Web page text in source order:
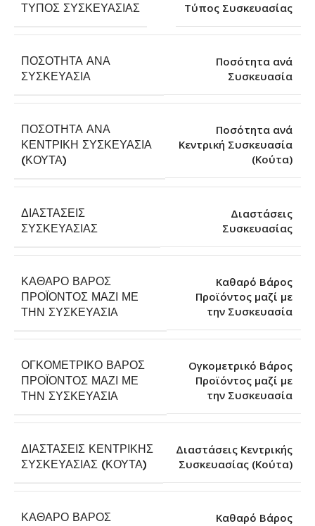
ΤΎΠΟΣ ΣΥΣΚΕΥΑΣΊΑΣ Τύπος Συσκευασίας
ΠΟΣΌΤΗΤΑ ΑΝΆ
ΣΥΣΚΕΥΑΣΊΑ
Ποσότητα ανά
Συσκευασία
ΠΟΣΌΤΗΤΑ ΑΝΆ
ΚΕΝΤΡΙΚΉ ΣΥΣΚΕΥΑΣΊΑ
(ΚΟΎΤΑ)
Ποσότητα ανά
Κεντρική Συσκευασία
(Κούτα)
ΔΙΑΣΤΆΣΕΙΣ
ΣΥΣΚΕΥΑΣΊΑΣ
Διαστάσεις
Συσκευασίας
ΚΑΘΑΡΌ ΒΆΡΟΣ
ΠΡΟΪΌΝΤΟΣ ΜΑΖΊ ΜΕ
ΤΗΝ ΣΥΣΚΕΥΑΣΊΑ
Καθαρό Βάρος
Προϊόντος μαζί με
την Συσκευασία
ΟΓΚΟΜΕΤΡΙΚΌ ΒΆΡΟΣ
ΠΡΟΪΌΝΤΟΣ ΜΑΖΊ ΜΕ
ΤΗΝ ΣΥΣΚΕΥΑΣΊΑ
Ογκομετρικό Βάρος
Προϊόντος μαζί με
την Συσκευασία
ΔΙΑΣΤΆΣΕΙΣ ΚΕΝΤΡΙΚΉΣ
ΣΥΣΚΕΥΑΣΊΑΣ (ΚΟΎΤΑ)
Διαστάσεις Κεντρικής
Συσκευασίας (Κούτα)
ΚΑΘΑΡΌ ΒΆΡΟΣ
Καθαρό Βάρος